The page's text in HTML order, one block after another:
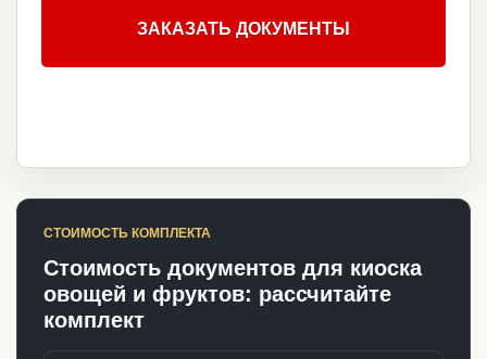
ЗАКАЗАТЬ ДОКУМЕНТЫ
СТОИМОСТЬ КОМПЛЕКТА
Стоимость документов для киоска
овощей и фруктов: рассчитайте
комплект